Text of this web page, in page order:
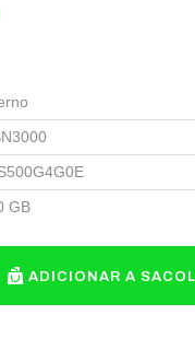
GB
ADICIONAR A